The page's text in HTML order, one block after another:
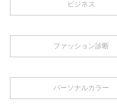
ビジネス
ファッション診断
パーソナルカラー